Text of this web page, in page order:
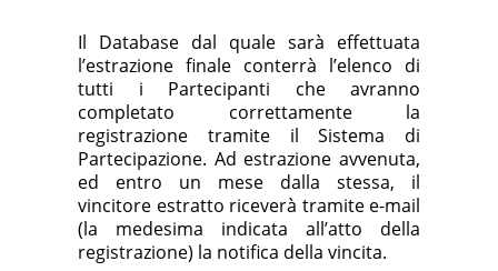
Il Database dal quale sarà effettuata
l’estrazione finale conterrà l’elenco di
tutti i Partecipanti che avranno
completato correttamente la
registrazione tramite il Sistema di
Partecipazione. Ad estrazione avvenuta,
ed entro un mese dalla stessa, il
vincitore estratto riceverà tramite e-mail
(la medesima indicata all’atto della
registrazione) la notifica della vincita.